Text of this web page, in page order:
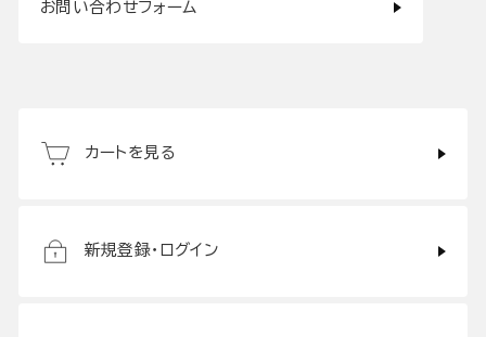
お問い合わせフォーム
カートを見る
新規登録・ログイン